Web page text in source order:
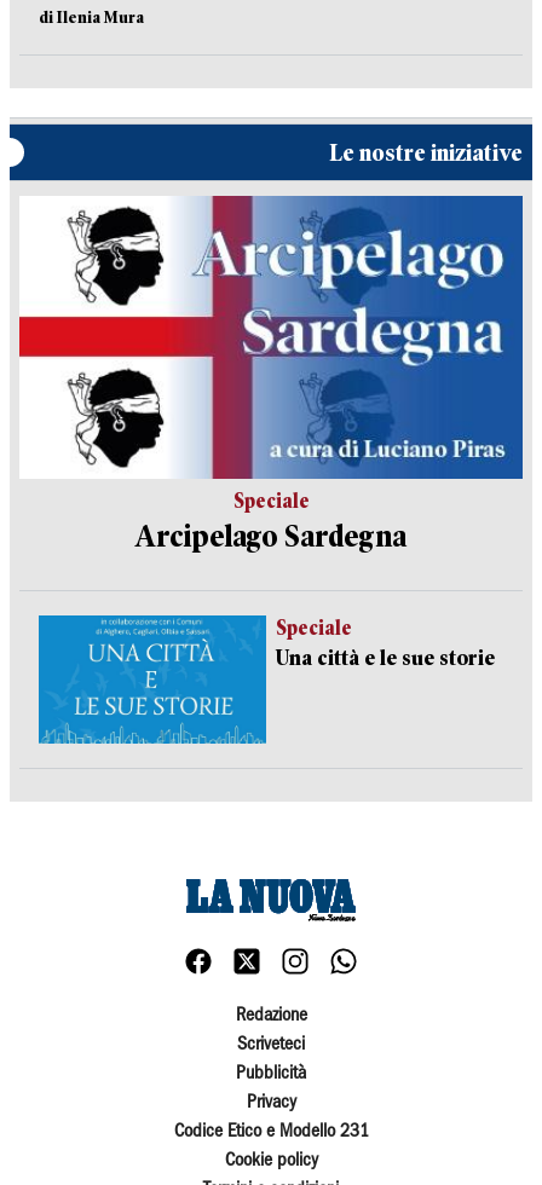
di Ilenia Mura
Le nostre iniziative
Speciale
Arcipelago Sardegna
Speciale
Una città e le sue storie
Redazione
Scriveteci
Pubblicità
Privacy
Codice Etico e Modello 231
Cookie policy